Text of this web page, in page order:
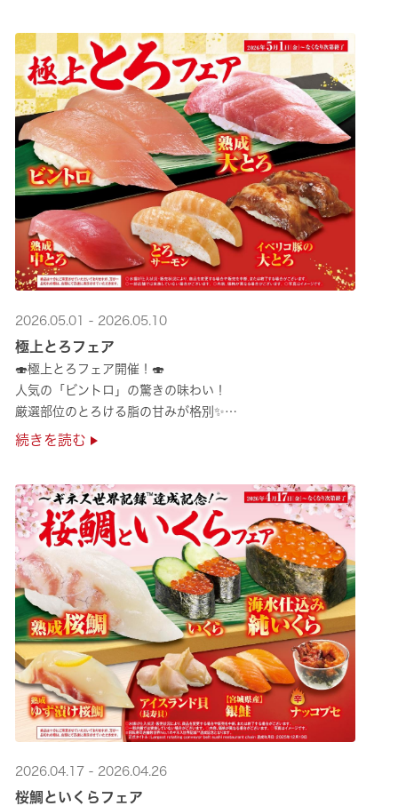
2026.05.01 - 2026.05.10
極上とろフェア
🍣極上とろフェア開催！🍣
人気の「ビントロ」の驚きの味わい！
厳選部位のとろける脂の甘みが格別✨
極上の味覚を是非くら寿司でご堪能ください♪
続きを読む
2026.04.17 - 2026.04.26
桜鯛といくらフェア